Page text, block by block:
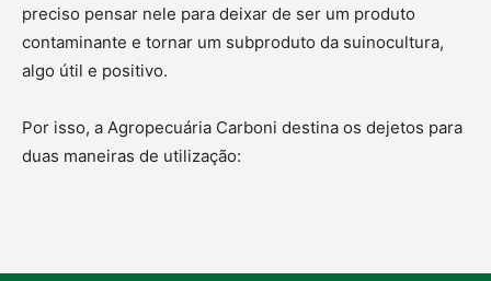
preciso pensar nele para deixar de ser um produto
contaminante e tornar um subproduto da suinocultura,
algo útil e positivo.
Por isso, a Agropecuária Carboni destina os dejetos para
duas maneiras de utilização: